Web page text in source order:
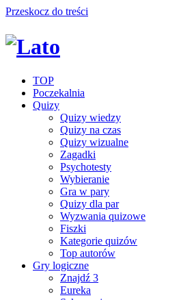
Przeskocz do treści
TOP
Poczekalnia
Quizy
Quizy wiedzy
Quizy na czas
Quizy wizualne
Zagadki
Psychotesty
Wybieranie
Gra w pary
Quizy dla par
Wyzwania quizowe
Fiszki
Kategorie quizów
Top autorów
Gry logiczne
Znajdź 3
Eureka